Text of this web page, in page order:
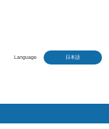
Language 日本語